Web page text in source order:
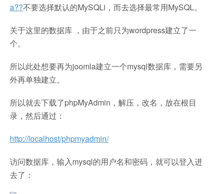
a??不要选择默认的MySQLi，而去选择最常用MySQL。
关于这里的数据库 ，由于之前只为wordpress建立了一
个。
所以此处想要再为joomla建立一个mysql数据库，需要另
外再单独建立。
所以就去下载了phpMyAdmin，解压，改名，放在根目
录，然后通过：
http://localhost/phpmyadmin/
访问数据库，输入mysql的用户名和密码，就可以登入进
去了：